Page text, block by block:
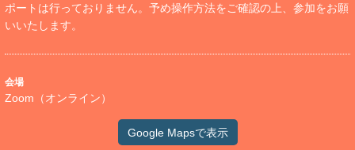
ポートは行っておりません。予め操作方法をご確認の上、参加をお願
いいたします。
会場
Zoom（オンライン）
Google Mapsで表示